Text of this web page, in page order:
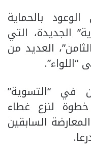
بالحماية
الجديدة، التي
العديد من
في “التسوية”
لنزع غطاء
السابقين